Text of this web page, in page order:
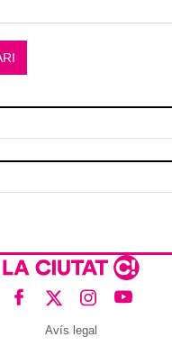
Avís legal